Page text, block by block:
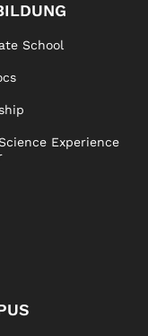
School
Experience